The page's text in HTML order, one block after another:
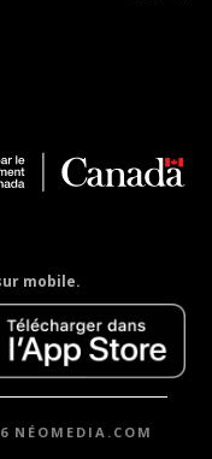
mobile.
NÉOMEDIA.COM